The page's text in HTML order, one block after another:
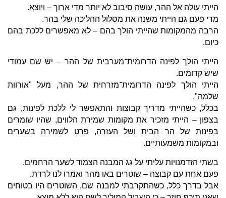
הייתי עולה אל ההר, עושה סיבוב לא יותר מדי ארוך – ויוצא.
מדי פעם גם הייתי משנה את מסלול ההליכה שלי בהר.
הרבה מהמקומות שהייתי הולך בהם – לא מאפשרים ללכת בהם
כיום.
הייתי הולך לפינה הדרומית־מערבית של ההר – יש שם עמודי
שיש קדומים.
הייתי הולך לפינה הדרומית־מזרחית של ההר, מעל "אורוות
שלמה".
בכלל, כשהייתי מדריך קבוצות והתאפשר לי ללכת לפינות, גם
בצפון – הייתי מזכיר את מקומות שמירת הלווים, שהיו שומרים
בפינות של הר הבית ושל העזרה, פרט לשמירה בשערים
ובמקומות משמעותיים.
בשתי הזדמנויות עליתי על גג המבנה הצמוד לשער הרחמים.
פעם אחת עם קבוצה – שוטרים באו מהר ואמרו לנו לרדת.
אבל בדרך כלל, כשהתקרבתי למבנה שם, השוטרים היו בטוחים